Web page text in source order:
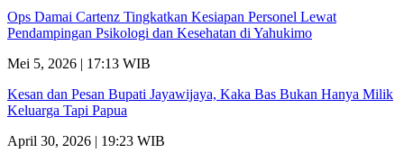
Ops Damai Cartenz Tingkatkan Kesiapan Personel Lewat
Pendampingan Psikologi dan Kesehatan di Yahukimo
Mei 5, 2026 | 17:13 WIB
Kesan dan Pesan Bupati Jayawijaya, Kaka Bas Bukan Hanya Milik
Keluarga Tapi Papua
April 30, 2026 | 19:23 WIB